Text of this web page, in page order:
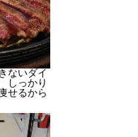
ないダイ
っかり
せるから